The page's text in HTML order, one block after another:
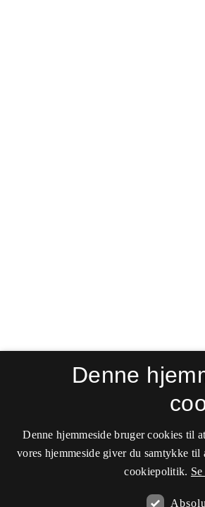
Denne
Denne hjemmeside bruger cookies til
vores hjemmeside giver du samtykke til
cookiepolitik.